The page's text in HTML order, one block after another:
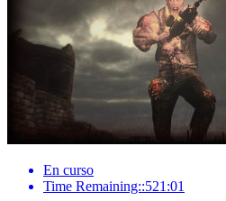
En curso
Time Remaining::521:01